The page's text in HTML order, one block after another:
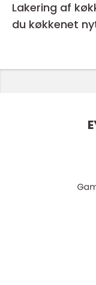
Lakering af
du køkkenet